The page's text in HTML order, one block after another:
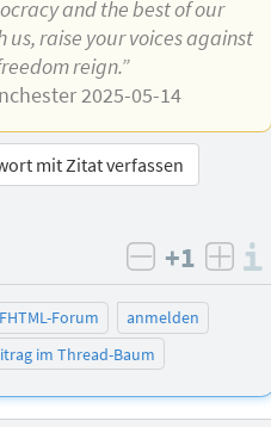
and the best of our
raise your voices against
reign.”
2025-05-14
mit Zitat verfassen
negativ
+1
Forum
anmelden
im Thread-Baum